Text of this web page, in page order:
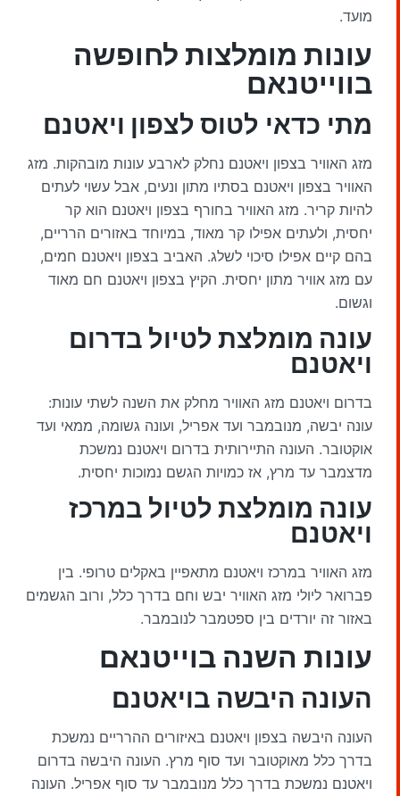
מועד.
עונות מומלצות לחופשה
בווייטנאם
מתי כדאי לטוס לצפון ויאטנם
מזג האוויר בצפון ויאטנם נחלק לארבע עונות מובהקות. מזג
האוויר בצפון ויאטנם בסתיו מתון ונעים, אבל עשוי לעתים
להיות קריר. מזג האוויר בחורף בצפון ויאטנם הוא קר
יחסית, ולעתים אפילו קר מאוד, במיוחד באזורים הרריים,
בהם קיים אפילו סיכוי לשלג. האביב בצפון ויאטנם חמים,
עם מזג אוויר מתון יחסית. הקיץ בצפון ויאטנם חם מאוד
וגשום.
עונה מומלצת לטיול בדרום
ויאטנם
בדרום ויאטנם מזג האוויר מחלק את השנה לשתי עונות:
עונה יבשה, מנובמבר ועד אפריל, ועונה גשומה, ממאי ועד
אוקטובר. העונה התיירותית בדרום ויאטנם נמשכת
מדצמבר עד מרץ, אז כמויות הגשם נמוכות יחסית.
עונה מומלצת לטיול במרכז
ויאטנם
מזג האוויר במרכז ויאטנם מתאפיין באקלים טרופי. בין
פברואר ליולי מזג האוויר יבש וחם בדרך כלל, ורוב הגשמים
באזור זה יורדים בין ספטמבר לנובמבר.
עונות השנה בוייטנאם
העונה היבשה בויאטנם
העונה היבשה בצפון ויאטנם באיזורים ההרריים נמשכת
בדרך כלל מאוקטובר ועד סוף מרץ. העונה היבשה בדרום
ויאטנם נמשכת בדרך כלל מנובמבר עד סוף אפריל. העונה